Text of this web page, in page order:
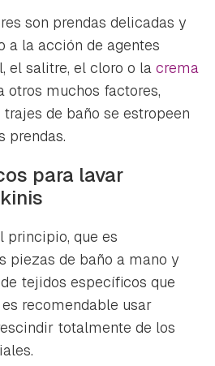
son prendas delicadas y
a la acción de agentes
el salitre, el cloro o la crema
otros muchos factores,
de baño se estropeen
prendas.
para lavar
principio, que es
piezas de baño a mano y
tejidos específicos que
recomendable usar
totalmente de los